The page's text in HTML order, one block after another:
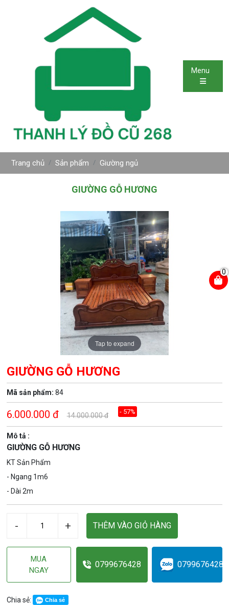
Menu
Trang chủ Sản phẩm Giường ngủ
GIƯỜNG GỖ HƯƠNG
Tap to expand
GIƯỜNG GỖ HƯƠNG
Mã sản phẩm: 84
6.000.000 đ 14.000.000đ - 57%
Mô tả :
GIƯỜNG GỖ HƯƠNG
KT Sản Phẩm
- Ngang 1m6
- Dài 2m
- + THÊM VÀO GIỎ HÀNG
MUA
NGAY
0799676428 0799676428
Chia sẻ: Chia sẻ
0